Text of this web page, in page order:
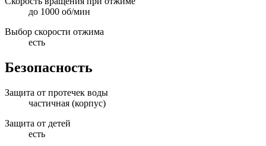
до 1000 об/мин
Выбор скорости отжима
есть
Безопасность
Защита от протечек воды
частичная (корпус)
Защита от детей
есть